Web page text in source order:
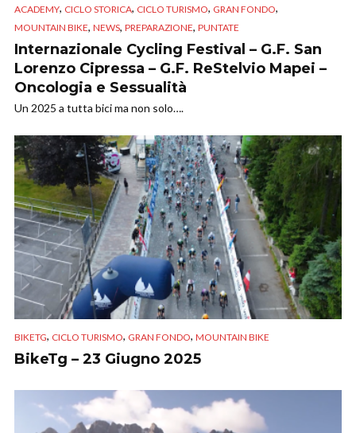
ACADEMY, CICLO STORICA, CICLO TURISMO, GRAN FONDO,
MOUNTAIN BIKE, NEWS, PREPARAZIONE, PUNTATE
Internazionale Cycling Festival – G.F. San
Lorenzo Cipressa – G.F. ReStelvio Mapei –
Oncologia e Sessualità
Un 2025 a tutta bici ma non solo….
BIKETG, CICLO TURISMO, GRAN FONDO, MOUNTAIN BIKE
BikeTg – 23 Giugno 2025